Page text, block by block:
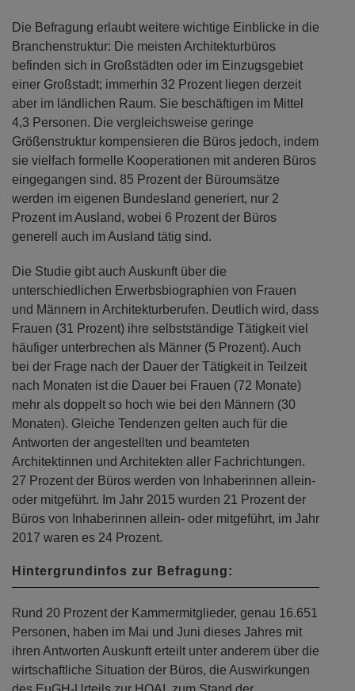
Die Befragung erlaubt weitere wichtige Einblicke in die
Branchenstruktur: Die meisten Architekturbüros
befinden sich in Großstädten oder im Einzugsgebiet
einer Großstadt; immerhin 32 Prozent liegen derzeit
aber im ländlichen Raum. Sie beschäftigen im Mittel
4,3 Personen. Die vergleichsweise geringe
Größenstruktur kompensieren die Büros jedoch, indem
sie vielfach formelle Kooperationen mit anderen Büros
eingegangen sind. 85 Prozent der Büroumsätze
werden im eigenen Bundesland generiert, nur 2
Prozent im Ausland, wobei 6 Prozent der Büros
generell auch im Ausland tätig sind.
Die Studie gibt auch Auskunft über die
unterschiedlichen Erwerbsbiographien von Frauen
und Männern in Architekturberufen. Deutlich wird, dass
Frauen (31 Prozent) ihre selbstständige Tätigkeit viel
häufiger unterbrechen als Männer (5 Prozent). Auch
bei der Frage nach der Dauer der Tätigkeit in Teilzeit
nach Monaten ist die Dauer bei Frauen (72 Monate)
mehr als doppelt so hoch wie bei den Männern (30
Monaten). Gleiche Tendenzen gelten auch für die
Antworten der angestellten und beamteten
Architektinnen und Architekten aller Fachrichtungen.
27 Prozent der Büros werden von Inhaberinnen allein-
oder mitgeführt. Im Jahr 2015 wurden 21 Prozent der
Büros von Inhaberinnen allein- oder mitgeführt, im Jahr
2017 waren es 24 Prozent.
Hintergrundinfos zur Befragung:
Rund 20 Prozent der Kammermitglieder, genau 16.651
Personen, haben im Mai und Juni dieses Jahres mit
ihren Antworten Auskunft erteilt unter anderem über die
wirtschaftliche Situation der Büros, die Auswirkungen